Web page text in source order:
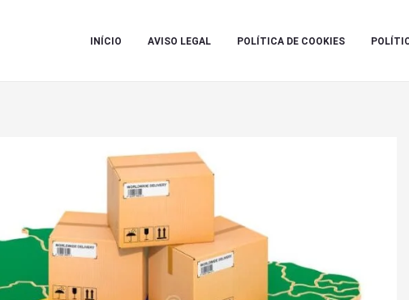
INÍCIO AVISO LEGAL POLÍTICA DE COOKIES